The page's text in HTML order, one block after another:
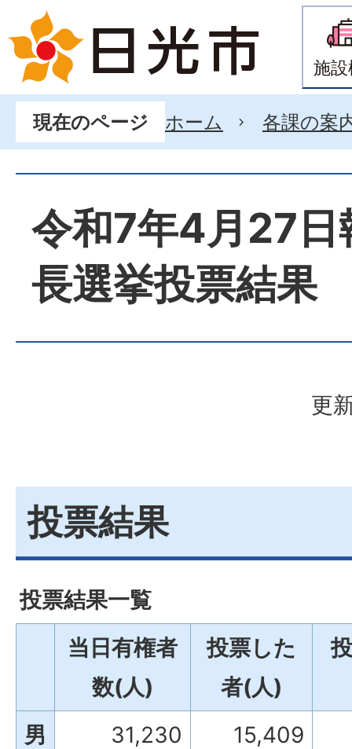
施
現在のページ ホーム 各課の案
令和7年4月27日
長選挙投票結果
更
投票結果
投票結果一覧
当日有権者
数(人)
投票した
者(人)
男 31,230
15,409